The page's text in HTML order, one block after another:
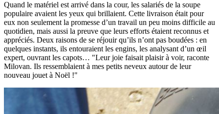
Quand le matériel est arrivé dans la cour, les salariés de la soupe
populaire avaient les yeux qui brillaient. Cette livraison était pour
eux non seulement la promesse d’un travail un peu moins difficile au
quotidien, mais aussi la preuve que leurs efforts étaient reconnus et
appréciés. Deux raisons de se réjouir qu’ils n’ont pas boudées : en
quelques instants, ils entouraient les engins, les analysant d’un œil
expert, ouvrant les capots… "Leur joie faisait plaisir à voir, raconte
Milovan. Ils ressemblaient à mes petits neveux autour de leur
nouveau jouet à Noël !"